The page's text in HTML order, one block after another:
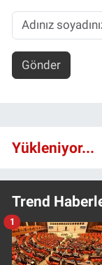
Gönder
Yükleniyor...
Trend
1